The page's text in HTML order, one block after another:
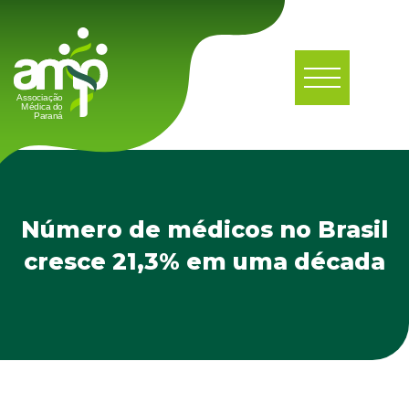
Número de médicos no Brasil
cresce 21,3% em uma década